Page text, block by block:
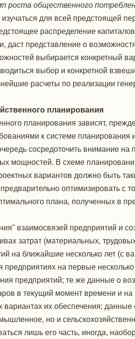
роста общественного
для всей предстоящей
распределение
представление о
выбирается конкрет­ный
выбор и конкретной
расчеты по реализа­ции
планирования
планирования зависят,
к системе планирования
сосредоточить внимание на
мощностей. В схеме
вариантов должно быть
оптимизировать с
плана, полученных в
вза­имосвязей предприятий и
затрат (материальных,
на ближайшие несколько лет (с
на первые несколько
предприятий; те же данные о
в текущий момент времени и
вариан­тах их обеспечения;
но и
лишь его часть, иногда,